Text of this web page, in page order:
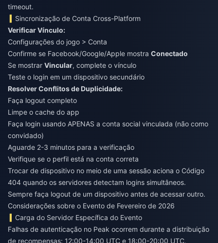
timeout.
Sincronização de Conta Cross-Platform
Verificar Vínculo:
Configurações do jogo > Conta
Confirme se Facebook/Google/Apple mostra Conectado
Se mostrar Vincular, complete o vínculo
Teste o login em um dispositivo secundário
Resolver Conflitos de Duplicidade:
Faça logout completo
Limpe o cache do app
Faça login usando APENAS a conta social vinculada (não como
convidado)
Aguarde 2-3 minutos para a verificação
Verifique se o perfil está na conta correta
Trocar de dispositivo no meio de uma sessão aciona o Código
404 quando os servidores detectam logins simultâneos.
Sempre faça logout de um dispositivo antes de acessar outro.
Considerações sobre o Evento de Fevereiro de 2026
Carga do Servidor Específica do Evento
Falhas de autenticação no Peak ocorrem durante a distribuição
de recompensas: 12:00-14:00 UTC e 18:00-20:00 UTC,